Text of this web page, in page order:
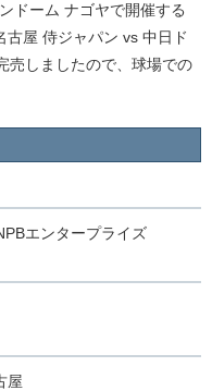
ドーム ナゴヤで開催する
古屋 侍ジャパン vs 中日ド
売しましたので、球場での
エンタープライズ
屋